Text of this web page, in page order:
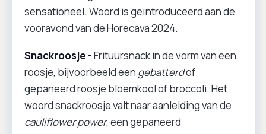
sensationeel. Woord is geïntroduceerd aan de
vooravond van de Horecava 2024.
Snackroosje -Frituursnack in de vorm van een
roosje, bijvoorbeeld een gebatterdof
gepaneerd roosje bloemkool of broccoli. Het
woord snackroosje valt naar aanleiding van de
cauliflower power, een gepaneerd